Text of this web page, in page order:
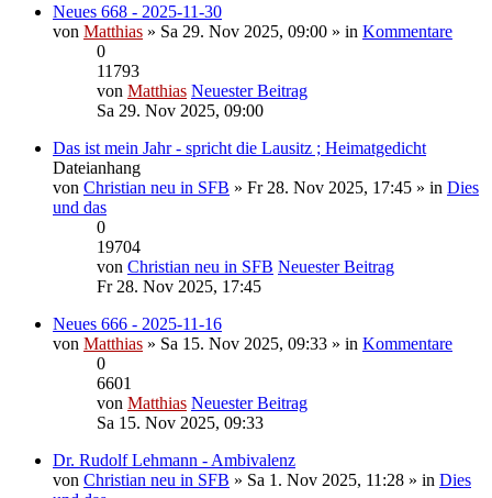
Neues 668 - 2025-11-30
von Matthias » Sa 29. Nov 2025, 09:00 » in Kommentare
0
11793
von Matthias Neuester Beitrag
Sa 29. Nov 2025, 09:00
Das ist mein Jahr - spricht die Lausitz ; Heimatgedicht
Dateianhang
von Christian neu in SFB » Fr 28. Nov 2025, 17:45 » in Dies
und das
0
19704
von Christian neu in SFB Neuester Beitrag
Fr 28. Nov 2025, 17:45
Neues 666 - 2025-11-16
von Matthias » Sa 15. Nov 2025, 09:33 » in Kommentare
0
6601
von Matthias Neuester Beitrag
Sa 15. Nov 2025, 09:33
Dr. Rudolf Lehmann - Ambivalenz
von Christian neu in SFB » Sa 1. Nov 2025, 11:28 » in Dies